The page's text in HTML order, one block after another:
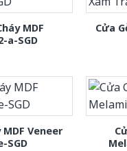
MDF
a-SGD
Cửa
MDF Veneer
SGD